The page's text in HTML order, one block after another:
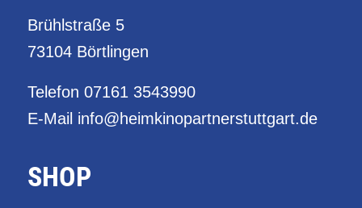
Brühlstraße 5
73104 Börtlingen
Telefon 07161 3543990
E-Mail info@heimkinopartnerstuttgart.de
SHOP